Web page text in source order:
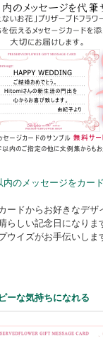
内のメッセージをカー
ードからお好きなデザ
らしい記念日になりま
ウイズがお手伝いしま
ーな気持ちになれる